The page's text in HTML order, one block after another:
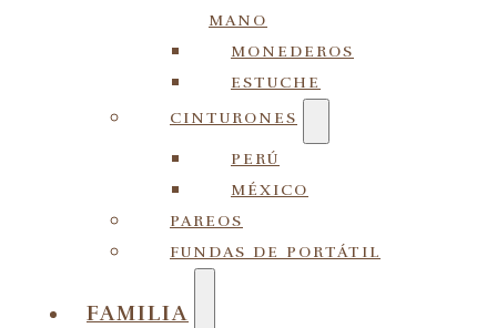
MANO
MONEDEROS
ESTUCHE
CINTURONES
PERÚ
MÉXICO
PAREOS
FUNDAS DE PORTÁTIL
FAMILIA